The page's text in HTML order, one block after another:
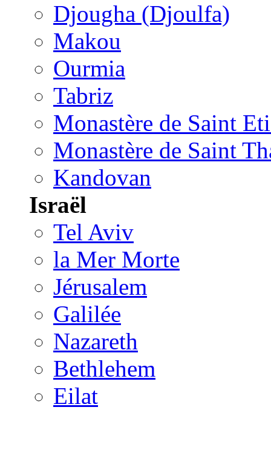
Djougha (Djoulfa)
Makou
Ourmia
Tabriz
Monastère de Saint
Monastère de Saint
Kandovan
Israël
Tel Aviv
la Mer Morte
Jérusalem
Galilée
Nazareth
Bethlehem
Eilat